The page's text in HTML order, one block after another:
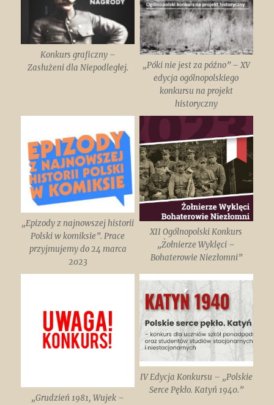
Konkurs graficzny –
Zasłużeni dla Niepodległej.
„Póki nie jest za późno” – XV
edycja ogólnopolskiego
konkursu na projekt
historyczny
„Epizody z najnowszej historii
Polski w komiksie”. Prace
przyjmujemy do 24 marca
2023
XII Ogólnopolski Konkurs
„Żołnierze Wyklęci –
Bohaterowie Niezłomni”
„Grudzień 1981, Wujek –
IV Edycja Konkursu – „Polskie
Serce Pękło. Katyń 1940.”